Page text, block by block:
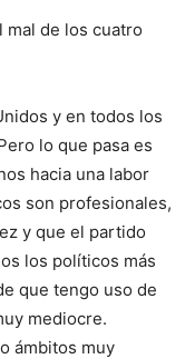
mal de los cuatro
y en todos los
lo que pasa es
hacia una labor
son profesionales,
y que el partido
los políticos más
que tengo uso de
mediocre.
ámbitos muy